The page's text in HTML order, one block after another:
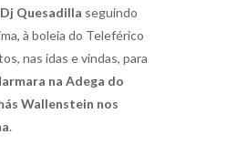
Dj Quesadilla seguindo
à boleia do Teleférico
nas idas e vindas, para
na Adega do
Wallenstein nos
.